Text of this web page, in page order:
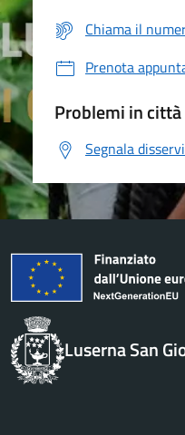
Chiama il
Prenota
Problemi in città
Segnala
Luserna San